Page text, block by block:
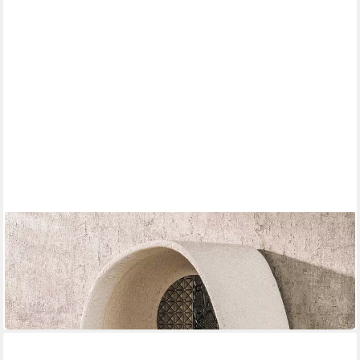
ALESVELT
Wandregal STONE DROP Organisches Wand-Nischenregal aus
Marmor-Komposit
45,00 € UVP99,00 €
-55%
lieferbar in 4 Wochen